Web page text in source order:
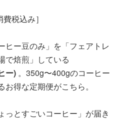
税込み］
ヒー豆のみ」を「フェアトレ
で焙煎」している
ー) 。350g〜400gのコーヒー
得な定期便がこちら。
っとすごいコーヒー」が届き